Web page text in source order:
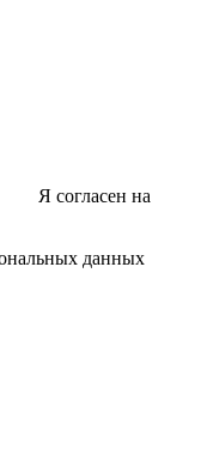
Я согласен на
данных